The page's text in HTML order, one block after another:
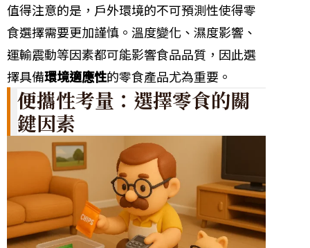
值得注意的是，戶外環境的不可預測性使得零
食選擇需要更加謹慎。溫度變化、濕度影響、
運輸震動等因素都可能影響食品品質，因此選
擇具備環境適應性的零食產品尤為重要。
便攜性考量：選擇零食的關
鍵因素